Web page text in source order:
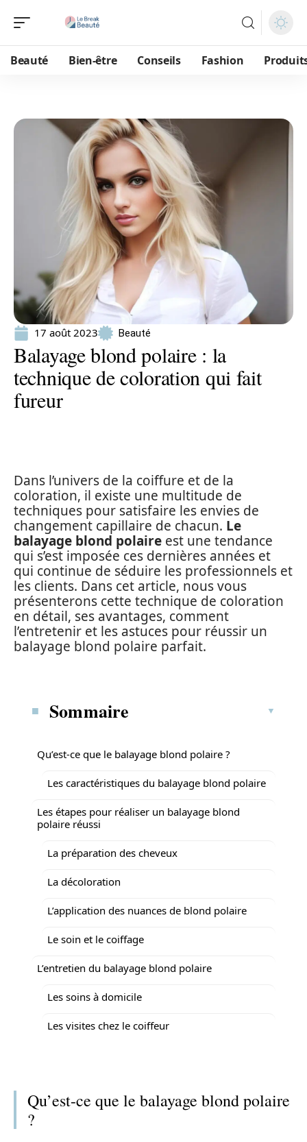
Beauté Bien-être Conseils Fashion
17 août 2023 Beauté
Balayage blond polaire : la
technique de coloration qui fait
fureur
Dans l’univers de la coiffure et de la
coloration, il existe une multitude de
techniques pour satisfaire les envies de
changement capillaire de chacun. Le
balayage blond polaire est une tendance
qui s’est imposée ces dernières années et
qui continue de séduire les professionnels et
les clients. Dans cet article, nous vous
présenterons cette technique de coloration
en détail, ses avantages, comment
l’entretenir et les astuces pour réussir un
balayage blond polaire parfait.
Sommaire
Qu’est-ce que le balayage blond polaire ?
Les caractéristiques du balayage blond polaire
Les étapes pour réaliser un balayage blond
polaire réussi
La préparation des cheveux
La décoloration
L’application des nuances de blond polaire
Le soin et le coiffage
L’entretien du balayage blond polaire
Les soins à domicile
Les visites chez le coiffeur
Qu’est-ce que le balayage blond polaire
?